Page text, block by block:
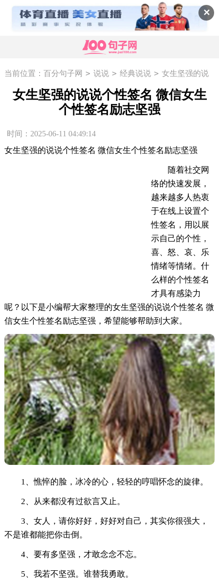
✕
当前位置： 百分句子网 > 说说 > 经典说说 > 女生坚强的说
说个性签名 微信女生个性签名励志坚强
女生坚强的说说个性签名 微信女生
个性签名励志坚强
时间：2025-06-11 04:49:14
女生坚强的说说个性签名 微信女生个性签名励志坚强
随着社交网
络的快速发展，
越来越多人热衷
于在线上设置个
性签名，用以展
示自己的个性，
喜、怒、哀、乐
情绪等情绪。什
么样的个性签名
才具有感染力
呢？以下是小编帮大家整理的女生坚强的说说个性签名 微
信女生个性签名励志坚强，希望能够帮助到大家。
1、憔悴的脸，冰冷的心，轻轻的哼唱怀念的旋律。
2、从来都没有过欲言又止。
3、女人，请你好好，好好对自己，其实你很强大，
不是谁都能把你击倒。
4、要有多坚强，才敢念念不忘。
5、我若不坚强。谁替我勇敢。